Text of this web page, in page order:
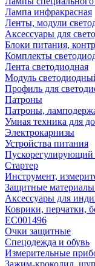
Лампа инфракрасная
Ленты, модули
Аксессуары для
Блоки питания,
Комплекты
Лента светодиодная
Модуль
Профиль для
Патроны
Патроны,
Умная техника для
Электрокарнизы
Устройства питания
Стартер
Инструмент,
Защитные
Аксессуары для
Коврики, перчатки,
EC001496
Очки защитные
Спецодежда и обувь
Измерительные
Зажим-крокодил,